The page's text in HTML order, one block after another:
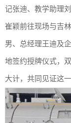
记张迪、 教学助理
崔颖前往现场与吉
男、总经理王迪及
地签约授牌仪式，
大计，共同见证这